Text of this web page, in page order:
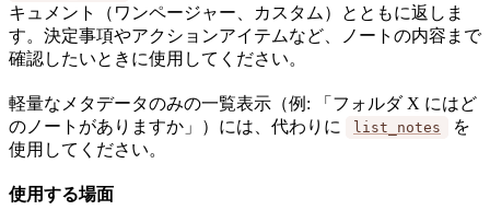
キュメント（ワンページャー、カスタム）とともに返しま
す。決定事項やアクションアイテムなど、ノートの内容まで
確認したいときに使用してください。
軽量なメタデータのみの一覧表示（例: 「フォルダ X にはど
のノートがありますか」）には、代わりに
list_notes
を
使用してください。
使用する場面